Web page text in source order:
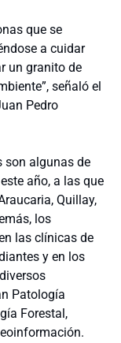
que se
a cuidar
un granito de
señaló el
Pedro
son algunas de
año, a las que
Quillay,
los
las clínicas de
y en los
Patología
Forestal,